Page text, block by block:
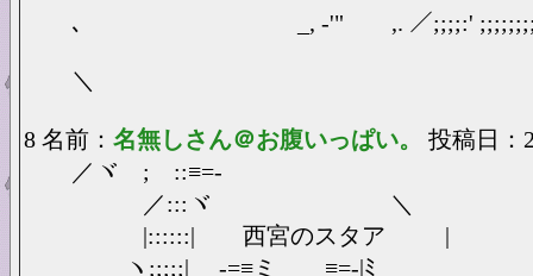
､ _, ‐'" ,. ／;;;;:'
＼
8 名前： 名無しさん＠お腹いっぱい。 投稿日：
／ヾ ; ::≡=-
／:::ヾ ＼
|::::::| 西宮のスタア |
ヽ;;;;;| -=≡ミ ≡=-|ﾐ